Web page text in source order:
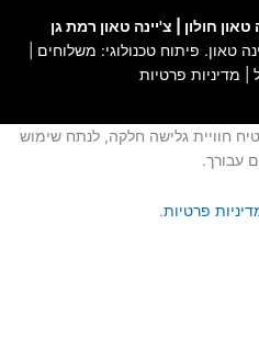
טאון חולון
צ'יינה טאון רמת גן
טאון. פיתוח טכנולוגי: משלוחים
מדיניות פרטיות
חוויית גלישה חלקה, לנתח שימוש
עבורך.
פרטיות.